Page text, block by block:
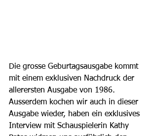
Die grosse Geburtagsausgabe kommt
mit einem exklusiven Nachdruck der
allerersten Ausgabe von 1986.
Ausserdem kochen wir auch in dieser
Ausgabe wieder, haben ein exklusives
Interview mit Schauspielerin Kathy